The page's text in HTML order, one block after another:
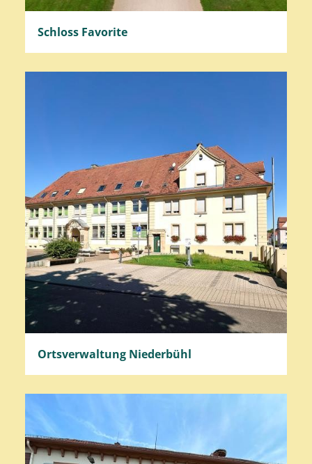
Schloss Favorite
Ortsverwaltung Niederbühl